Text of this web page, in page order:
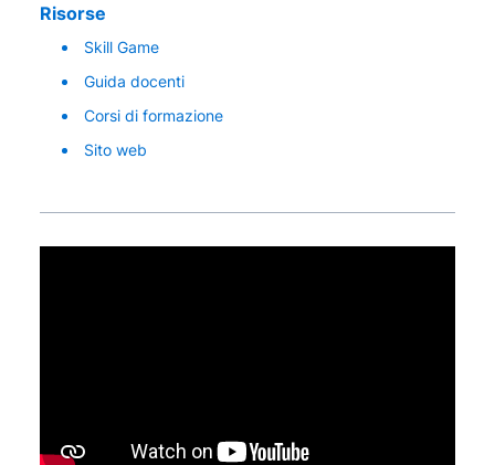
Risorse
Skill Game
Guida docenti
Corsi di formazione
Sito web